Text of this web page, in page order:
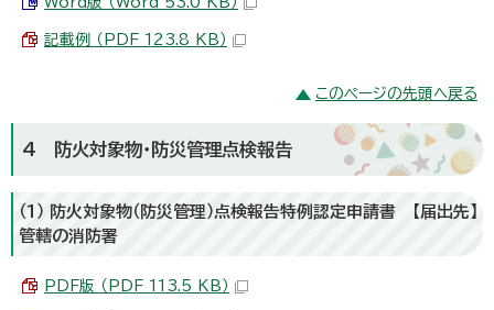
記載例 （PDF 123.8 KB）
このページの先頭へ戻る
4 防火対象物・防災管理点検報告
（1） 防火対象物（防災管理）点検報告特例認定申請書 【届出先】
管轄の消防署
PDF版 （PDF 113.5 KB）